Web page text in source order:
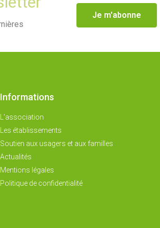
Je m'abonne
Informations
L'association
Les établissements
Soutien aux usagers et aux familles
Actualités
Mentions légales
Politique de confidentialité